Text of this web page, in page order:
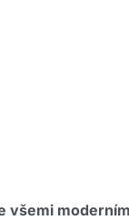
všemi